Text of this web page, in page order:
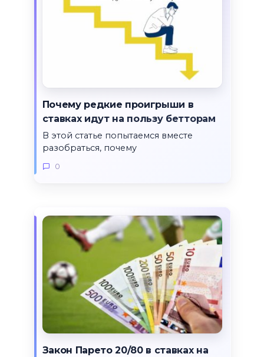
Почему редкие проигрыши в
ставках идут на пользу бетторам
В этой статье попытаемся вместе
разобраться, почему
0
Закон Парето 20/80 в ставках на